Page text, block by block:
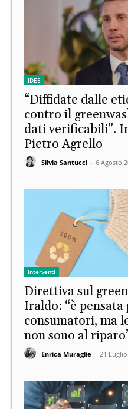
IDEE
“Diffidate dalle
contro il
dati verificabili”.
Pietro Agrello
Silvia Santucci - 6 Agosto
Interventi
Direttiva sul
Iraldo: “è pensata
consumatori, ma
non sono al
Enrica Muraglie - 21